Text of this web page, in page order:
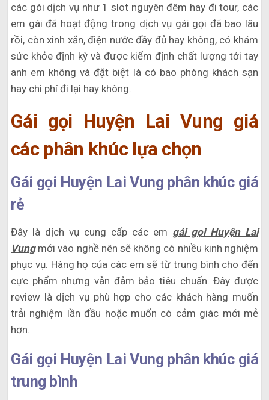
các gói dịch vụ như 1 slot nguyên đêm hay đi tour, các
em gái đã hoạt động trong dịch vụ gái gọi đã bao lâu
rồi, còn xinh xắn, điện nước đầy đủ hay không, có khám
sức khỏe định kỳ và được kiểm định chất lượng tới tay
anh em không và đặt biệt là có bao phòng khách sạn
hay chi phí đi lại hay không.
Gái gọi Huyện Lai Vung giá
các phân khúc lựa chọn
Gái gọi Huyện Lai Vung phân khúc giá
rẻ
Đây là dịch vụ cung cấp các em gái gọi Huyện Lai
Vungmới vào nghề nên sẽ không có nhiều kinh nghiệm
phục vụ. Hàng họ của các em sẽ từ trung bình cho đến
cực phẩm nhưng vẫn đảm bảo tiêu chuẩn. Đây được
review là dịch vụ phù hợp cho các khách hàng muốn
trải nghiệm lần đầu hoặc muốn có cảm giác mới mẻ
hơn.
Gái gọi Huyện Lai Vung phân khúc giá
trung bình